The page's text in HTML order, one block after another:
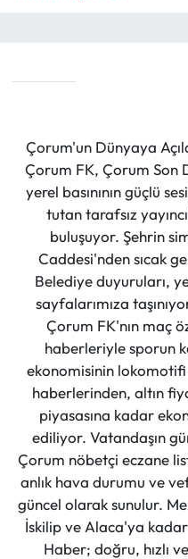
Çorum'un Dünyaya
Çorum FK, Çorum Son
yerel basınının güçlü
tutan tarafsız
buluşuyor. Şehrin
Caddesi'nden sıcak
Belediye duyuruları,
sayfalarımıza
Çorum FK'nın maç
haberleriyle sporun
ekonomisinin
haberlerinden, altın
piyasasına kadar
ediliyor. Vatandaşın
Çorum nöbetçi eczane
anlık hava durumu ve
güncel olarak sunulur.
İskilip ve Alaca'ya
Haber; doğru, hızlı